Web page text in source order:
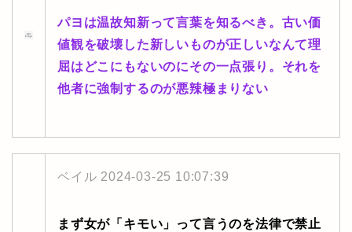
パヨは温故知新って言葉を知るべき。古い価
値観を破壊した新しいものが正しいなんて理
屈はどこにもないのにその一点張り。それを
他者に強制するのが悪辣極まりない
ベイル 2024-03-25 10:07:39
まず女が「キモい」って言うのを法律で禁止